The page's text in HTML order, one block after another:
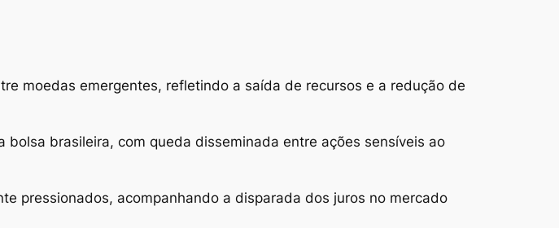
moedas emergentes, refletindo a saída de recursos e a redução de
brasileira, com queda disseminada entre ações sensíveis ao
pressionados, acompanhando a disparada dos juros no mercado